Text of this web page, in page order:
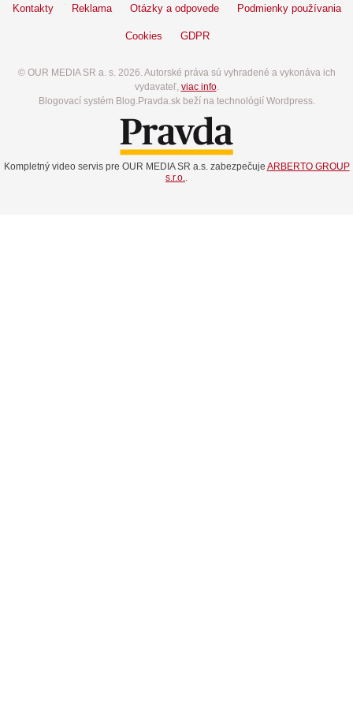
Kontakty Reklama Otázky a odpovede Podmienky používania
Cookies GDPR
© OUR MEDIA SR a. s. 2026. Autorské práva sú vyhradené a vykonáva ich
vydavateľ, viac info.
Blogovací systém Blog.Pravda.sk beží na technológií Wordpress.
Kompletný video servis pre OUR MEDIA SR a.s. zabezpečuje ARBERTO GROUP
s.r.o..